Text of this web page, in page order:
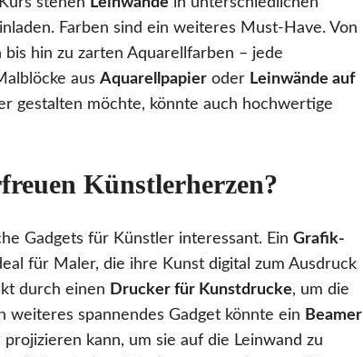
Farben sind ein weiteres Must-Have. Von
hin zu zarten Aquarellfarben – jede
aus Aquarellpapier oder Leinwände auf
gestalten möchte, könnte auch hochwertige
Künstlerherzen?
Gadgets für Künstler interessant. Ein Grafik-
für Maler, die ihre Kunst digital zum Ausdruck
durch einen Drucker für Kunstdrucke, um die
weiteres spannendes Gadget könnte ein Beamer
kann, um sie auf die Leinwand zu